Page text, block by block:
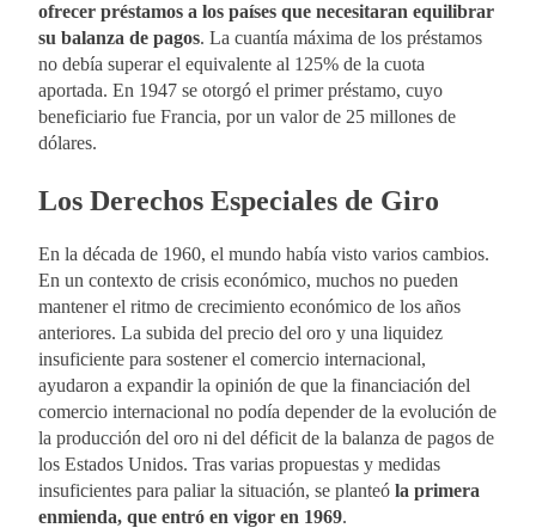
ofrecer préstamos a los países que necesitaran equilibrar
su balanza de pagos. La cuantía máxima de los préstamos
no debía superar el equivalente al 125% de la cuota
aportada. En 1947 se otorgó el primer préstamo, cuyo
beneficiario fue Francia, por un valor de 25 millones de
dólares.
Los Derechos Especiales de Giro
En la década de 1960, el mundo había visto varios cambios.
En un contexto de crisis económico, muchos no pueden
mantener el ritmo de crecimiento económico de los años
anteriores. La subida del precio del oro y una liquidez
insuficiente para sostener el comercio internacional,
ayudaron a expandir la opinión de que la financiación del
comercio internacional no podía depender de la evolución de
la producción del oro ni del déficit de la balanza de pagos de
los Estados Unidos. Tras varias propuestas y medidas
insuficientes para paliar la situación, se planteó la primera
enmienda, que entró en vigor en 1969.